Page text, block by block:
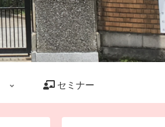
セミナー